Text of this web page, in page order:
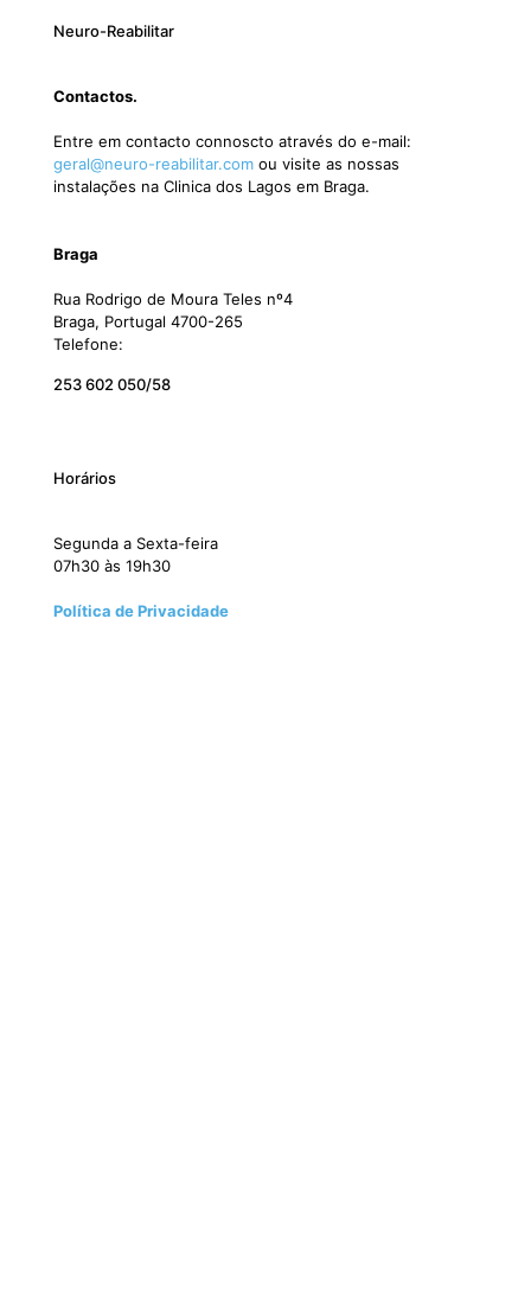
Neuro-Reabilitar
Contactos.
Entre em contacto connoscto através do e-mail:
geral@neuro-reabilitar.com ou visite as nossas
instalações na Clinica dos Lagos em Braga.
Braga
Rua Rodrigo de Moura Teles nº4
Braga, Portugal 4700-265
Telefone:
253 602 050/58
Horários
Segunda a Sexta-feira
07h30 às 19h30
Política de Privacidade